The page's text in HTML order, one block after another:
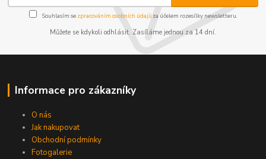
Souhlasím se zpracováním osobních údajůza účelem rozesílky newsletteru.
Můžete se kdykoli odhlásit. Zasíláme jednou za 14 dní.
Informace pro zákazníky
O nás
Jak nakupovat
Obchodní podmínky
Fotogalerie